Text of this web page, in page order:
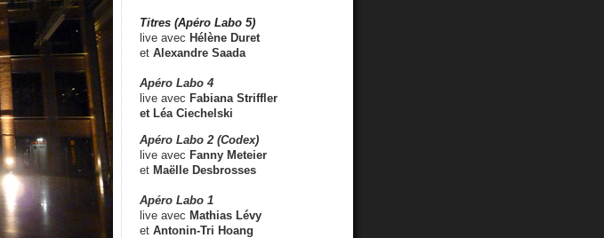
Titres (Apéro Labo 5)
live avec Hélène Duret
et Alexandre Saada
Apéro Labo 4
live avec Fabiana Striffler
et Léa Ciechelski
Apéro Labo 2 (Codex)
live avec Fanny Meteier
et Maëlle Desbrosses
Apéro Labo 1
live avec Mathias Lévy
et Antonin-Tri Hoang